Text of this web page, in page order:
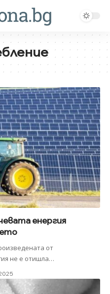
енергия
от
не е отишла…